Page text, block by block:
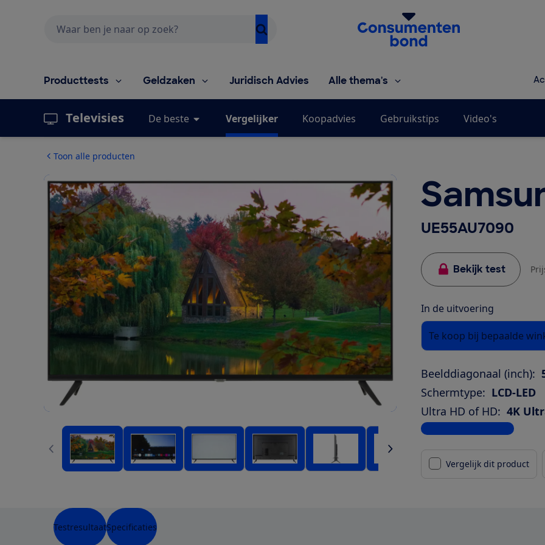
Homepage van de Consumentenbond
Producttests Geldzaken Juridisch Advies Alle thema's
Televisies De beste Vergelijker Koopadvies Gebruikstips Video's
Toon alle producten
UE55AU7090
Bekijk test
In de uitvoering
Te koop bij bepaalde
Beelddiagonaal (inch):
Schermtype: LCD-LED
Ultra HD of HD: 4K
Bekijk alle specificaties
Vergelijk dit product
TestresultaatSpecificaties